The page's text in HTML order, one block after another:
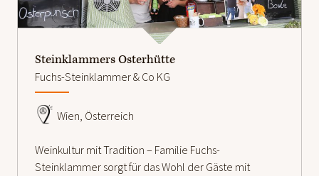
Steinklammers Osterhütte
Fuchs-Steinklammer & Co KG
Wien, Österreich
Weinkultur mit Tradition – Familie Fuchs-
Steinklammer sorgt für das Wohl der Gäste mit